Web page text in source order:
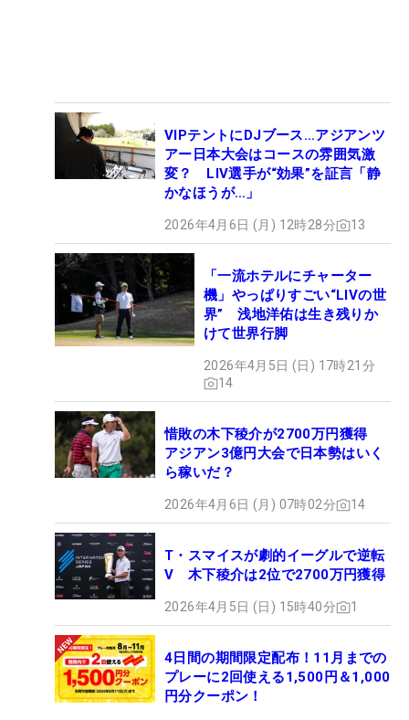
VIPテントにDJブース…アジアンツ
アー日本大会はコースの雰囲気激
変？ LIV選手が“効果”を証言「静
かなほうが…」
2026年4月6日 (月) 12時28分 13
「一流ホテルにチャーター
機」やっぱりすごい“LIVの世
界” 浅地洋佑は生き残りか
けて世界行脚
2026年4月5日 (日) 17時21分
14
惜敗の木下稜介が2700万円獲得
アジアン3億円大会で日本勢はいく
ら稼いだ？
2026年4月6日 (月) 07時02分 14
T・スマイスが劇的イーグルで逆転
V 木下稜介は2位で2700万円獲得
2026年4月5日 (日) 15時40分 1
4日間の期間限定配布！11月までの
プレーに2回使える1,500円＆1,000
円分クーポン！